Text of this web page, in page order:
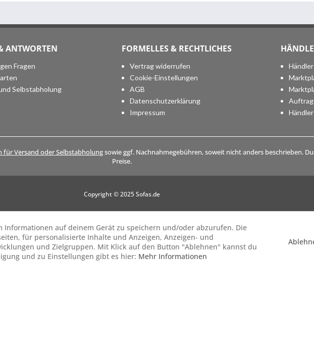
ANTWORTEN
Fragen
Selbstabholung
FORMELLES & RECHTLICHES
Vertrag widerrufen
Cookie-Einstellungen
AGB
Datenschutzerklärung
Impressum
für Versand oder Selbstabholungsowie ggf. Nachnahmegebühren, soweit nicht anders beschrieben.
Preise.
Copyright © 2025 Sofas.de
Informationen auf deinem Gerät zu speichern und/oder abzurufen. Die
für personalisierte Inhalte und Anzeigen, Anzeigen- und
und Zielgruppen. Mit Klick auf den Button "Ablehnen" kannst du
und zu Einstellungen gibt es hier: Mehr Informationen